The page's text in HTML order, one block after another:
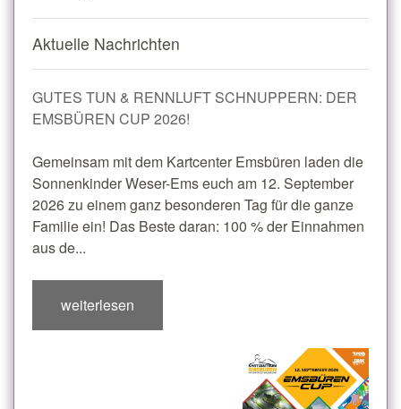
Aktuelle Nachrichten
GUTES TUN & RENNLUFT SCHNUPPERN: DER
EMSBÜREN CUP 2026!
Gemeinsam mit dem Kartcenter Emsbüren laden die
Sonnenkinder Weser-Ems euch am 12. September
2026 zu einem ganz besonderen Tag für die ganze
Familie ein! Das Beste daran: 100 % der Einnahmen
aus de...
weiterlesen